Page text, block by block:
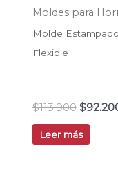
Moldes para
Molde
Flexible
$113.900 $
Leer más